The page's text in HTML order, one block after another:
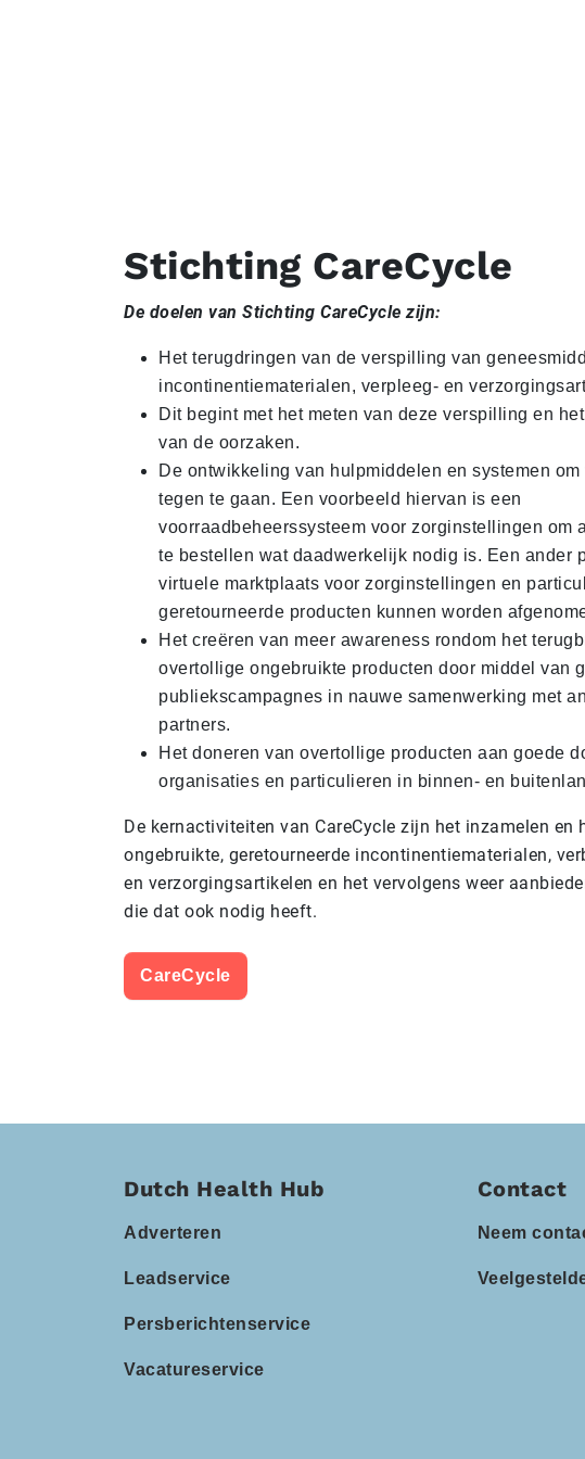
Stichting CareCycle
De doelen van Stichting CareCycle zijn:
Het terugdringen van de verspilling van
incontinentiematerialen, verpleeg- en
Dit begint met het meten van deze verspilling en
van de oorzaken.
De ontwikkeling van hulpmiddelen en systemen
tegen te gaan. Een voorbeeld hiervan is een
voorraadbeheerssysteem voor zorginstellingen om
te bestellen wat daadwerkelijk nodig is. Een ander
virtuele marktplaats voor zorginstellingen en
geretourneerde producten kunnen worden
Het creëren van meer awareness rondom het
overtollige ongebruikte producten door middel van
publiekscampagnes in nauwe samenwerking met
partners.
Het doneren van overtollige producten aan goede
organisaties en particulieren in binnen- en
De kernactiviteiten van CareCycle zijn het inzamelen en
ongebruikte, geretourneerde incontinentiematerialen,
en verzorgingsartikelen en het vervolgens weer
die dat ook nodig heeft.
CareCycle
Dutch Health Hub
Adverteren
Leadservice
Persberichtenservice
Vacatureservice
Contact
Neem